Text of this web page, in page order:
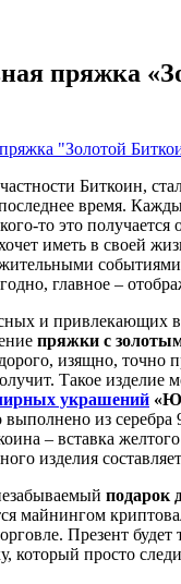
пряжка
Биткоин,
время.
то это
иметь в своей
главное –
и привлекающих
пряжки с
дорого, изящно, точно
Такое изделие
украшений
из серебра
– вставка
изделия
подарок
майнингом
Презент
который просто